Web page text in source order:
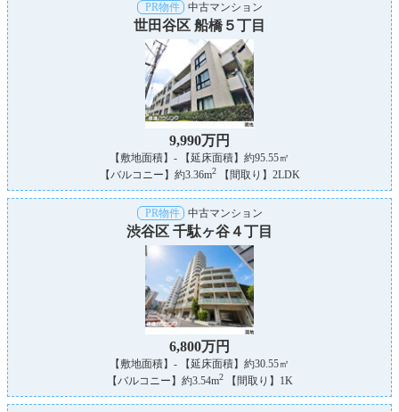
PR物件 中古マンション
世田谷区 船橋５丁目
9,990万円
【敷地面積】- 【延床面積】約95.55㎡
【バルコニー】約3.36m2【間取り】2LDK
PR物件 中古マンション
渋谷区 千駄ヶ谷４丁目
6,800万円
【敷地面積】- 【延床面積】約30.55㎡
【バルコニー】約3.54m2【間取り】1K